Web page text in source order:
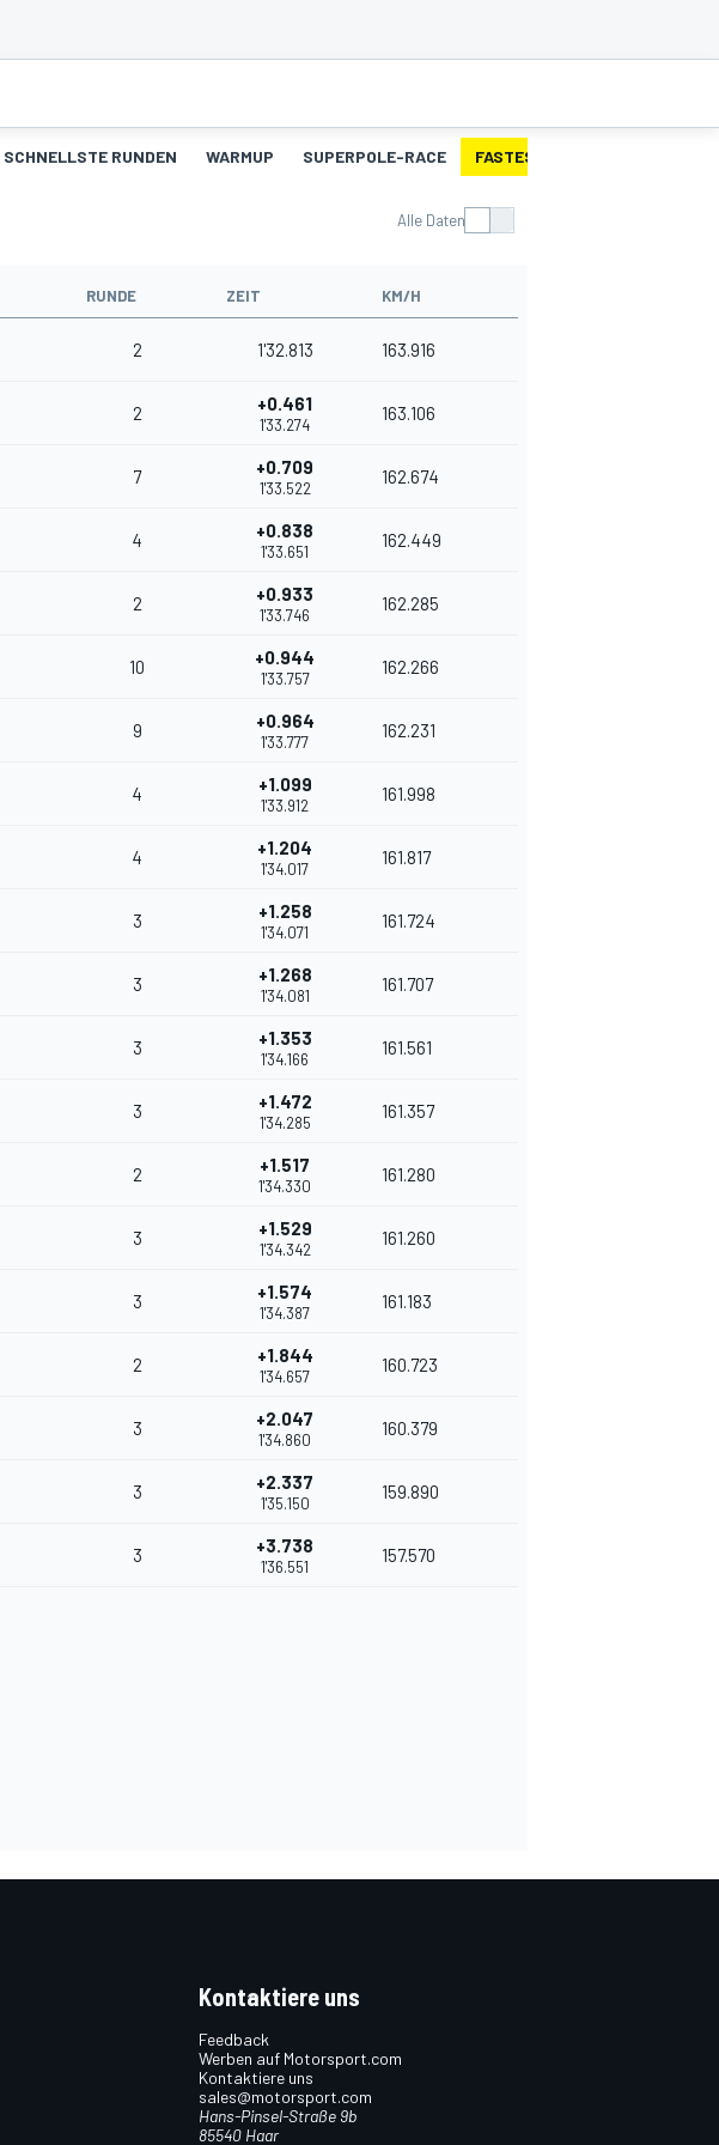
SCHNELLSTE RUNDEN WARMUP SUPERPOLE-RACE FASTEST-LAPS-SP
Alle Daten
RUNDE ZEIT KM/H
2 1'32.813 163.916
2 +0.461
1'33.274
163.106
7 +0.709
1'33.522
162.674
4 +0.838
1'33.651
162.449
2 +0.933
1'33.746
162.285
10 +0.944
1'33.757
162.266
9 +0.964
1'33.777
162.231
4 +1.099
1'33.912
161.998
4 +1.204
1'34.017
161.817
3 +1.258
1'34.071
161.724
3 +1.268
1'34.081
161.707
3 +1.353
1'34.166
161.561
3 +1.472
1'34.285
161.357
2 +1.517
1'34.330
161.280
3 +1.529
1'34.342
161.260
3 +1.574
1'34.387
161.183
2 +1.844
1'34.657
160.723
3 +2.047
1'34.860
160.379
3 +2.337
1'35.150
159.890
3 +3.738
1'36.551
157.570
Kontaktiere uns
Feedback
Werben auf Motorsport.com
Kontaktiere uns
sales@motorsport.com
Hans-Pinsel-Straße 9b
85540 Haar